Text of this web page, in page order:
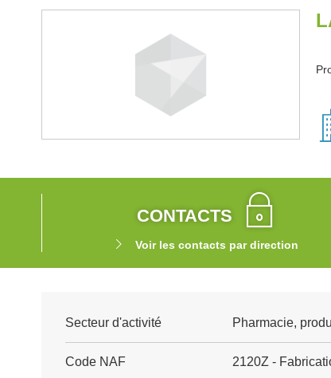
CONTACTS
Voir les contacts par direction
Secteur d'activité Pharmacie,
Code NAF 2120Z -